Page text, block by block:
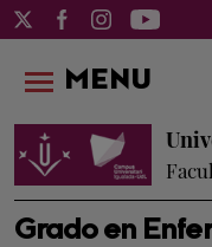
Grado en
MENU